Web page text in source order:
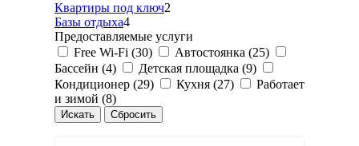
Квартиры под ключ2
Базы отдыха4
Предоставляемые услуги
Free Wi-Fi (30)
Автостоянка (25)
Бассейн (4)
Детская площадка (9)
Кондиционер (29)
Кухня (27)
Работает
и зимой (8)